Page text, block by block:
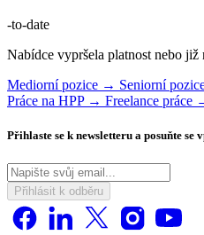
-to-date
Nabídce vypršela platnost nebo již
Mediorní pozice → Seniorní
Práce na HPP → Freelance práce
Přihlaste se k newsletteru a posuňte se
Přihlásit k odběru